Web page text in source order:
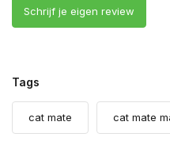
Schrijf je eigen review
Tags
cat mate cat mate